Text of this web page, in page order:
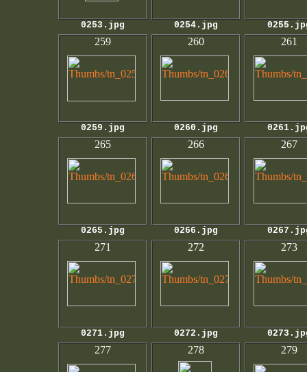
0253.jpg 0254.jpg
259
0259.jpg
260
0260.jpg
261
265
0265.jpg
266
0266.jpg
267
271
0271.jpg
272
0272.jpg
273
277 278 279